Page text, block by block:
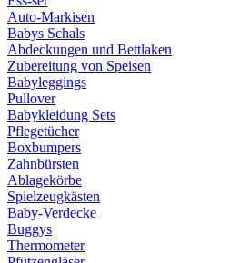
Auto-Markisen
Babys Schals
Abdeckungen und Bettlaken
Zubereitung von Speisen
Babyleggings
Pullover
Babykleidung Sets
Pflegetücher
Boxbumpers
Zahnbürsten
Ablagekörbe
Spielzeugkästen
Baby-Verdecke
Buggys
Thermometer